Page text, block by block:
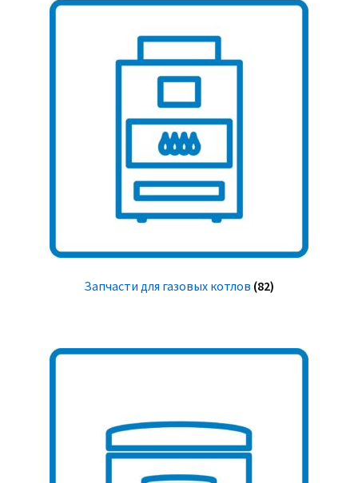
Запчасти для газовых котлов (82)